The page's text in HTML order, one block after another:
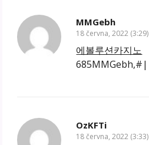
MMGebh
18 června, 2022 (3:29)
에볼루션카지노
685MMGebh,#|
OzKFTi
18 června, 2022 (3:33)